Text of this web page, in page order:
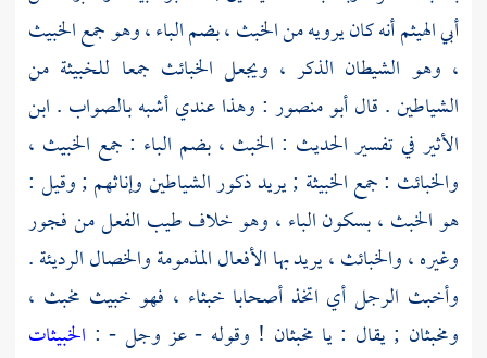
أبي الهيثمأنه كان يرويه من الخبث ، بضم الباء ، وهو جمع الخبيث
، وهو الشيطان الذكر ، ويجعل الخبائث جمعا للخبيثة من
الشياطين . قالأبو منصور : وهذا عندي أشبه بالصواب . ابن
الأثير في تفسير الحديث : الخبث ، بضم الباء : جمع الخبيث ،
والخبائث : جمع الخبيثة ; يريد ذكور الشياطين وإناثهم ; وقيل :
هو الخبث ، بسكون الباء ، وهو خلاف طيب الفعل من فجور
وغيره ، والخبائث ، يريد بها الأفعال المذمومة والخصال الرديئة .
وأخبث الرجل أي اتخذ أصحابا خبثاء ، فهو خبيث مخبث ،
ومخبثان ; يقال : يا مخبثان ! وقوله - عز وجل - : الخبيثات